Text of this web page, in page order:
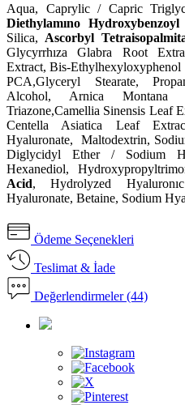
Aqua, Caprylic / Capric
Diethylamıno
Silica, Ascorbyl
Glycyrrhıza Glabra Root
Extract, Bis-
PCA,Glyceryl Stearate,
Alcohol, Arnica Montana
Triazone,Camellia Sinensis Leaf
Centella Asiatica Leaf
Hyaluronate,
Maltodextrin,
Diglycidyl Ether / Sodium
Hexanediol,
Acid, Hydrolyzed
Hyaluronate, Betaine, Sodium
Ödeme Seçenekleri
Teslimat & İade
Değerlendirmeler (44)